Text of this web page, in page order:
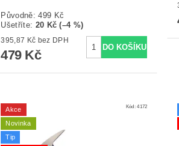
Původně:499 Kč
Ušetříte: 20 Kč (–4 %)
395,87 Kč bez DPH
479 Kč
Akce
Novinka
Tip
Kód:4172